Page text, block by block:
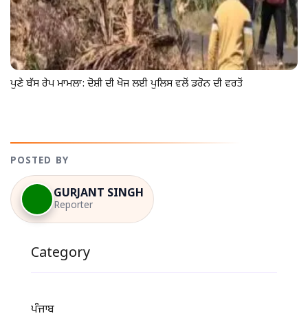
ਪੁਣੇ ਬੱਸ ਰੇਪ ਮਾਮਲਾ: ਦੋਸ਼ੀ ਦੀ ਖੋਜ ਲਈ ਪੁਲਿਸ ਵਲੋਂ ਡਰੋਨ ਦੀ ਵਰਤੋਂ
POSTED BY
GURJANT SINGH
Reporter
Category
ਪੰਜਾਬ